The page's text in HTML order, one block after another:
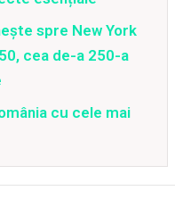
spre New York
cea de-a 250-a
cu cele mai